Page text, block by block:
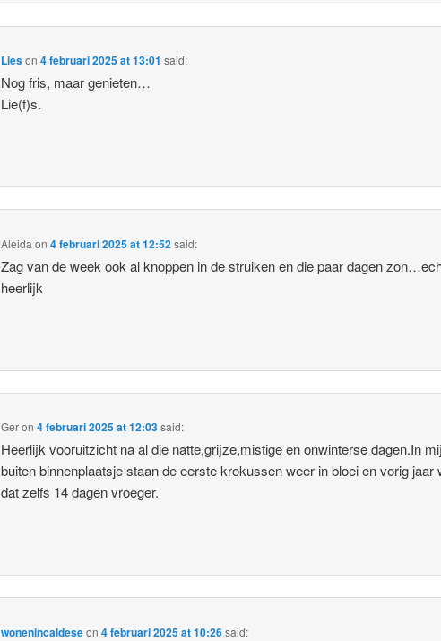
Lieson4 februari 2025 at 13:01 said:
Nog fris, maar genieten…
Lie(f)s.
Aleida on4 februari 2025 at 12:52said:
Zag van de week ook al knoppen in de struiken en die paar dagen
heerlijk
Geron4 februari 2025 at 12:03said:
Heerlijk vooruitzicht na al die natte,grijze,mistige en onwinterse dagen.In
buiten binnenplaatsje staan de eerste krokussen weer in bloei en vorig jaar
dat zelfs 14 dagen vroeger.
wonenincaldeseon4 februari 2025 at 10:26said: